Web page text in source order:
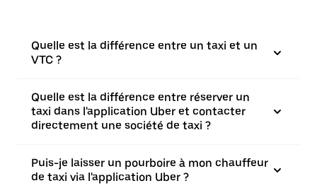
Quelle est la différence entre un taxi et un
VTC ?
Quelle est la différence entre réserver un
taxi dans l'application Uber et contacter
directement une société de taxi ?
Puis-je laisser un pourboire à mon chauffeur
de taxi via l'application Uber ?